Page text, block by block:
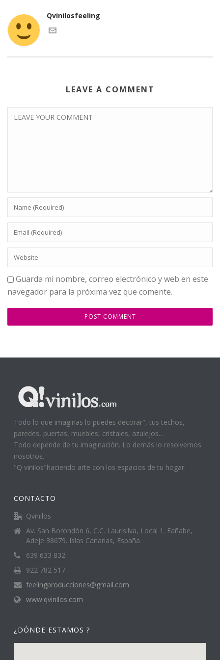
Qvinilosfeeling
LEAVE A COMMENT
Guarda mi nombre, correo electrónico y web en este
navegador para la próxima vez que comente.
Todo lo que imaginas lo puedes decorar", tus techos,
paredes, puertas, muebles, cristales, azulejos...
Todo depende de tu imaginación. Lo demás lo resolvemos
nosotros.
"Q vinilos"haciendo arte con los espacios de tu hogar.
CONTACTO
Qvinilos
Av. San Borondón 6, C.C. Laurisilva, Local 1. Fañabe,
Adeje 38679. Islas Canarias, España
639 633 832
922 782 517
feelingproducciones@gmail.com
www.qvinilos.com
¿DÓNDE ESTAMOS ?